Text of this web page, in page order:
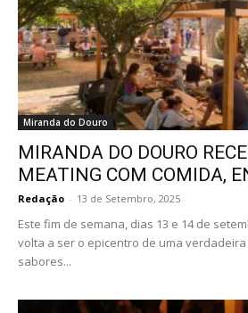
Miranda do Douro
MIRANDA DO DOURO
MEATING COM COMIDA,
Redação - 13 de Setembro, 2025
Este fim de semana, dias 13 e 14 de
volta a ser o epicentro de uma
sabores...